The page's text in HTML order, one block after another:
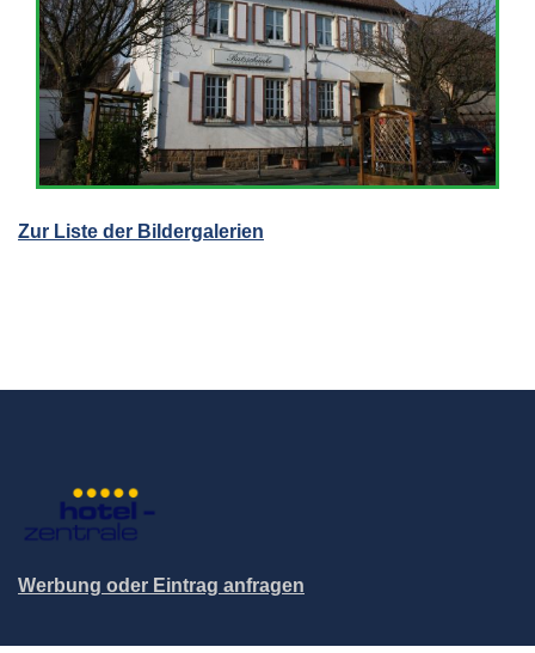
Zur Liste der Bildergalerien
Werbung oder Eintrag anfragen